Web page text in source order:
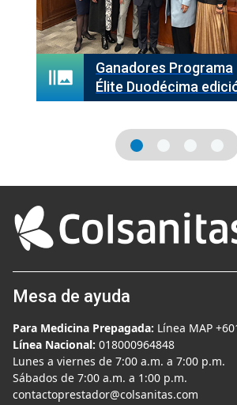
Ganadores Programa
Élite Duodécima
Mesa de ayuda
Para Medicina Prepagada: Línea MAP
Línea Nacional: 018000964848
Lunes a viernes de 7:00 a.m. a 7:00 p.m.
Sábados de 7:00 a.m. a 1:00 p.m.
contactoprestador@colsanitas.com